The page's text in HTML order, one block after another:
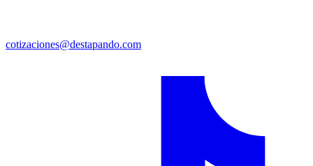
cotizaciones@destapando.com